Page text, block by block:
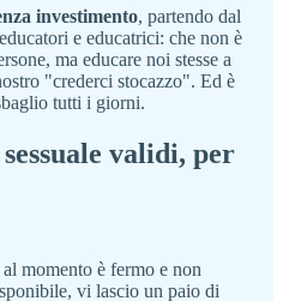
investimento, partendo dal
e educatrici: che non è
ma educare noi stesse a
"crederci stocazzo". Ed è
tutti i giorni.
validi, per
momento è fermo e non
vi lascio un paio di